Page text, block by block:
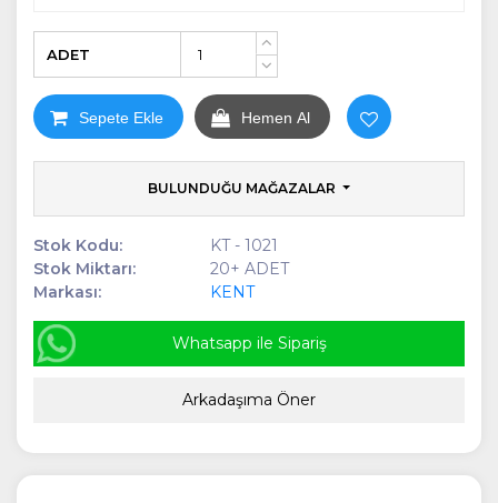
+
ADET
Sepete Ekle Hemen Al
BULUNDUĞU MAĞAZALAR
Stok Kodu:
KT - 1021
Stok Miktarı:
20+ ADET
Markası:
KENT
Whatsapp ile Sipariş
Arkadaşıma Öner